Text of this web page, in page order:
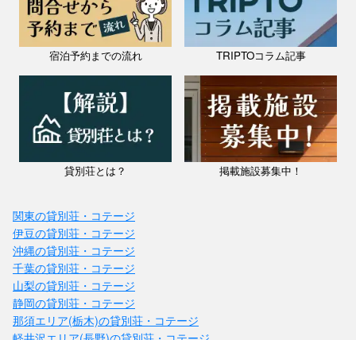
宿泊予約までの流れ TRIPTOコラム記事
貸別荘とは？ 掲載施設募集中！
関東の貸別荘・コテージ
伊豆の貸別荘・コテージ
沖縄の貸別荘・コテージ
千葉の貸別荘・コテージ
山梨の貸別荘・コテージ
静岡の貸別荘・コテージ
那須エリア(栃木)の貸別荘・コテージ